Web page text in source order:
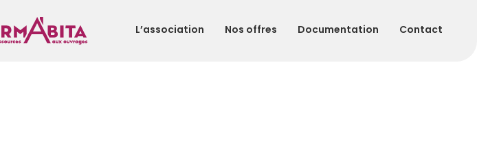
L’association Nos offres Documentation Contact